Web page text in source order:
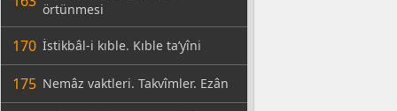
örtünmesi
170 İstikbâl-i kıble. Kıble ta’yîni
175 Nemâz vaktleri. Takvîmler. Ezân